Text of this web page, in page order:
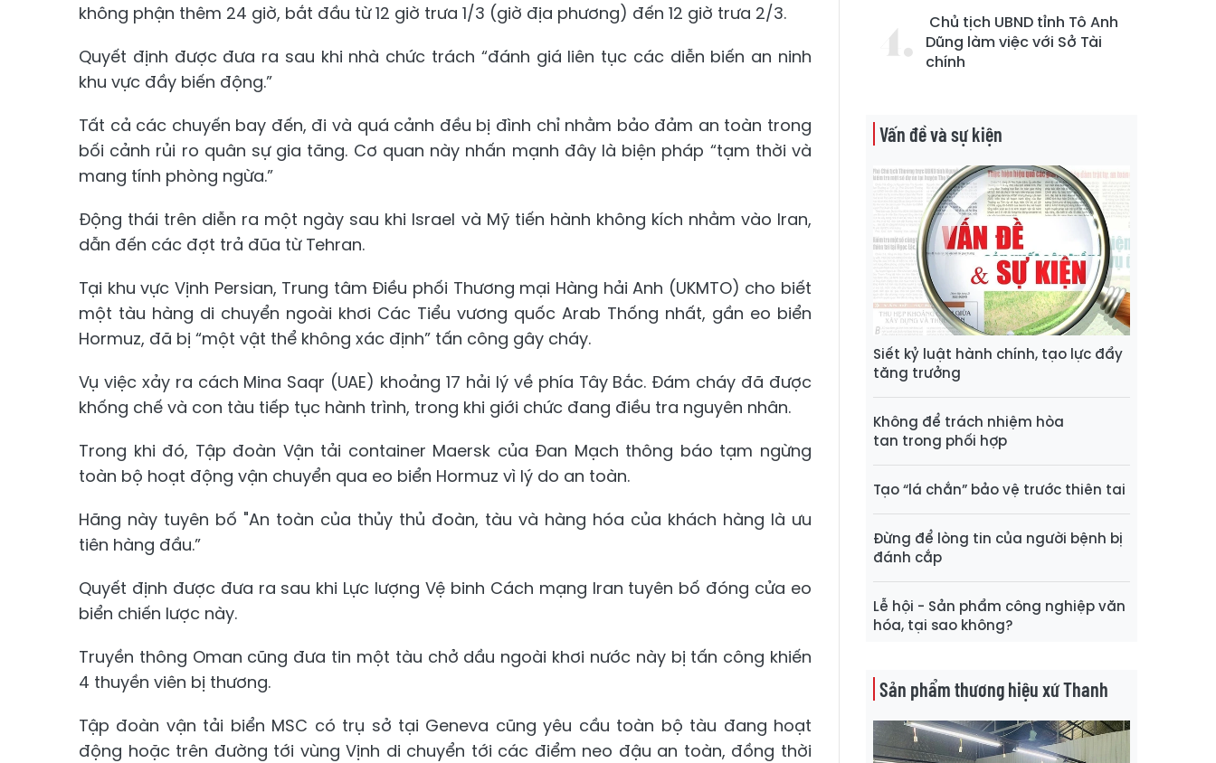
không phận thêm 24 giờ, bắt đầu từ 12 giờ trưa 1/3 (giờ địa phương) đến 12 giờ trưa 2/3.
Quyết định được đưa ra sau khi nhà chức trách “đánh giá liên tục các diễn biến an ninh
khu vực đầy biến động.”
Tất cả các chuyến bay đến, đi và quá cảnh đều bị đình chỉ nhằm bảo đảm an toàn trong
bối cảnh rủi ro quân sự gia tăng. Cơ quan này nhấn mạnh đây là biện pháp “tạm thời và
mang tính phòng ngừa.”
Động thái trên diễn ra một ngày sau khi Israel và Mỹ tiến hành không kích nhằm vào Iran,
dẫn đến các đợt trả đũa từ Tehran.
Tại khu vực Vịnh Persian, Trung tâm Điều phối Thương mại Hàng hải Anh (UKMTO) cho biết
một tàu hàng di chuyển ngoài khơi Các Tiểu vương quốc Arab Thống nhất, gần eo biển
Hormuz, đã bị “một vật thể không xác định” tấn công gây cháy.
Vụ việc xảy ra cách Mina Saqr (UAE) khoảng 17 hải lý về phía Tây Bắc. Đám cháy đã được
khống chế và con tàu tiếp tục hành trình, trong khi giới chức đang điều tra nguyên nhân.
Trong khi đó, Tập đoàn Vận tải container Maersk của Đan Mạch thông báo tạm ngừng
toàn bộ hoạt động vận chuyển qua eo biển Hormuz vì lý do an toàn.
Hãng này tuyên bố "An toàn của thủy thủ đoàn, tàu và hàng hóa của khách hàng là ưu
tiên hàng đầu.”
Quyết định được đưa ra sau khi Lực lượng Vệ binh Cách mạng Iran tuyên bố đóng cửa eo
biển chiến lược này.
Truyền thông Oman cũng đưa tin một tàu chở dầu ngoài khơi nước này bị tấn công khiến
4 thuyền viên bị thương.
Tập đoàn vận tải biển MSC có trụ sở tại Geneva cũng yêu cầu toàn bộ tàu đang hoạt
động hoặc trên đường tới vùng Vịnh di chuyển tới các điểm neo đậu an toàn, đồng thời
Chủ tịch UBND tỉnh Tô Anh
Dũng làm việc với Sở Tài
chính
Vấn đề và sự kiện
Siết kỷ luật hành chính, tạo lực đẩy
tăng trưởng
Không để trách nhiệm hòa
tan trong phối hợp
Tạo “lá chắn” bảo vệ trước thiên tai
Đừng để lòng tin của người bệnh bị
đánh cắp
Lễ hội - Sản phẩm công nghiệp văn
hóa, tại sao không?
Sản phẩm thương hiệu xứ Thanh